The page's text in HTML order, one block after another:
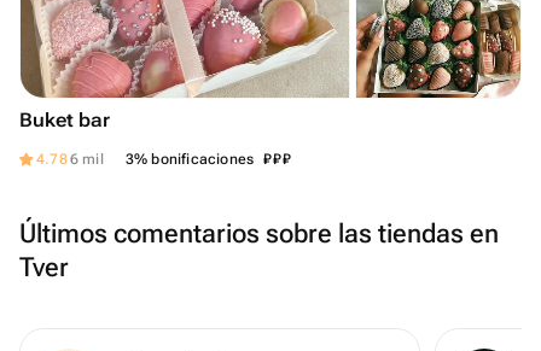
Buket bar
4.786 mil 3% bonificaciones ₽₽₽
Últimos comentarios sobre las tiendas en
Tver